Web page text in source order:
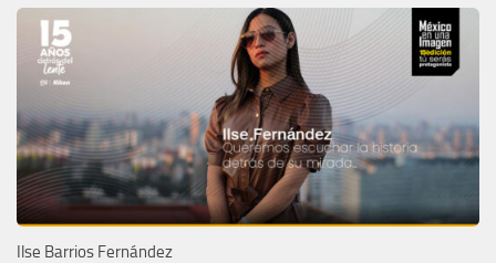
Ilse Barrios Fernández